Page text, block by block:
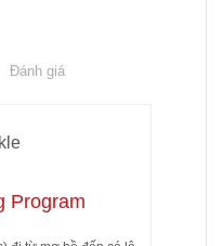
Đánh giá
Program